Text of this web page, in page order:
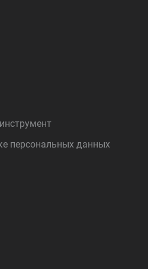
персональных данных